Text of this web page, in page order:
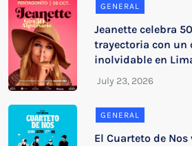
GENERAL
Jeanette celebra
trayectoria con un
inolvidable en
GENERAL
El Cuarteto de